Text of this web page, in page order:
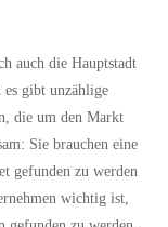
auch die Hauptstadt
gibt unzählige
die um den Markt
Sie brauchen eine
gefunden zu werden
wichtig ist,